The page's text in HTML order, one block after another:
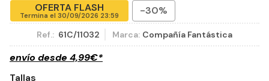
OFERTA FLASH
Termina el 30/09/2026 23:59 -30%
Ref.: 61C/11032 Marca: Compañía Fantástica
envío desde 4,99€*
Tallas